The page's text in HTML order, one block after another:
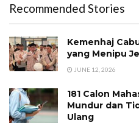
Recommended Stories
Kemenhaj
yang Menipu
JUNE 12, 2026
181 Calon
Mundur dan
Ulang